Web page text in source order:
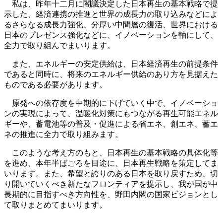
私は、昨年十二月に閣議決定した日本再生の基本戦略で提
示した、経済連携の推進と世界の成長力の取り込みなどによ
るさらなる成長力強化、分厚い中間層の復活、世界における
日本のプレゼンス強化などに、イノベーションを軸にして、
全力で取り組んでまいります。
また、エネルギーの安定供給は、日本経済再生の前提条件
であると同時に、将来のエネルギー供給のあり方を見据えた
ものである必要があります。
原発への依存度を中期的に下げていく中で、イノベーショ
ンの実現によって、温暖化対策にもつながる再生可能エネル
ギーや、蓄電池等の普及・促進による省エネ、創エネ、蓄エ
ネの推進に全力で取り組みます。
このような考え方のもと、日本再生の基本戦略の具体化等
を進め、本年半ばごろを目途に、日本再生戦略を策定してま
いります。また、希望と誇りのある日本を取り戻すため、切
り開いていくべき新たなフロンティアを提示し、我が国が中
長期的に目指すべき方向性を、野田内閣の国家ビジョンとし
て取りまとめてまいります。